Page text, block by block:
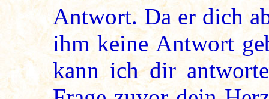
Antwort. Da er dich
ihm keine Antwort
kann ich dir